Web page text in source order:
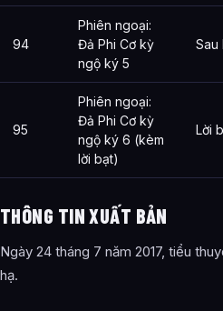
94
Phiên ngoại:
Đả Phi Cơ kỳ
ngộ ký 5
Sau
95
Phiên ngoại:
Đả Phi Cơ kỳ
ngộ ký 6 (kèm
lời bạt)
Lời
THÔNG TIN XUẤT BẢN
Ngày 24 tháng 7 năm 2017, tiểu
hạ.